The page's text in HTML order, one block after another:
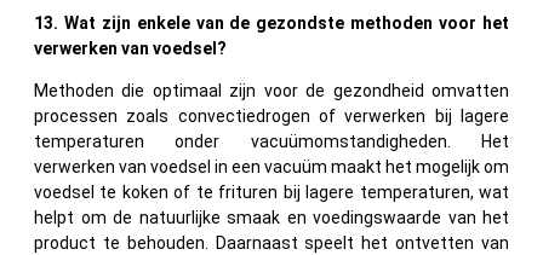
13. Wat zijn enkele van de gezondste methoden voor het
verwerken van voedsel?
Methoden die optimaal zijn voor de gezondheid omvatten
processen zoals convectiedrogen of verwerken bij lagere
temperaturen onder vacuümomstandigheden. Het
verwerken van voedsel in een vacuüm maakt het mogelijk om
voedsel te koken of te frituren bij lagere temperaturen, wat
helpt om de natuurlijke smaak en voedingswaarde van het
product te behouden. Daarnaast speelt het ontvetten van